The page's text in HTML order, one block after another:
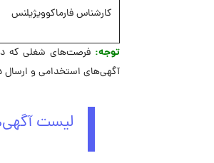
کارشناس فارماکوویژیلنس
توجه: فرصت‌های شغلی که
آگهی‌های استخدامی و
لیست